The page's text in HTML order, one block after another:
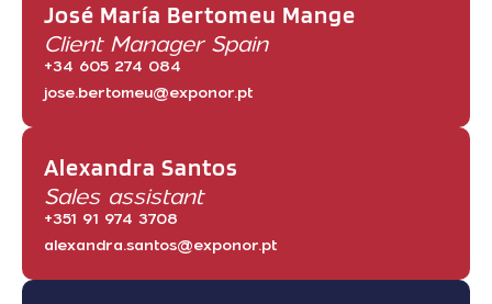
José María Bertomeu Mange
Client Manager Spain
+34 605 274 084
jose.bertomeu@exponor.pt
Alexandra Santos
Sales assistant
+351 91 974 3708
alexandra.santos@exponor.pt